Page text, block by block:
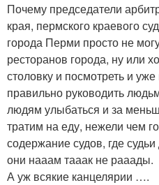
Почему председатели
края, пермского краевого
города Перми просто не
ресторанов города, ну или
столовку и посмотреть и
правильно руководить
людям улыбаться и за
тратим на еду, нежели чем
содержание судов, где
они нааам тааак не рааады.
А уж всякие канцелярии ….